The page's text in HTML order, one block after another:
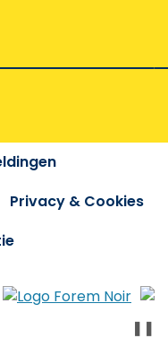
Privacy & Cookies
❚❚